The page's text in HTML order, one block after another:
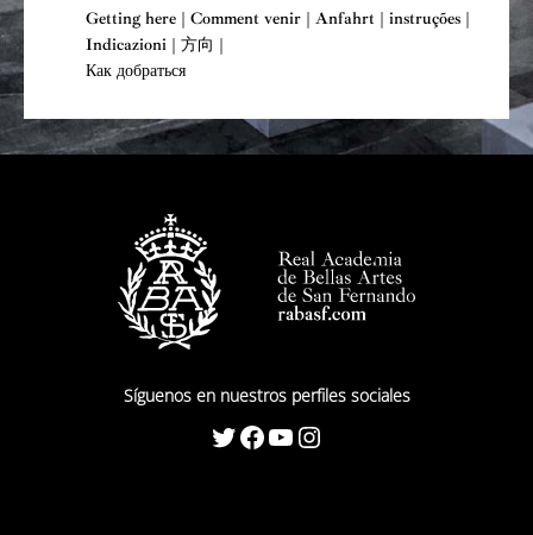
Getting here | Comment venir | Anfahrt | instruções |
Indicazioni | 方向 |
Как добраться
Síguenos en nuestros perfiles sociales
Twitter Facebook YouTube Instagram